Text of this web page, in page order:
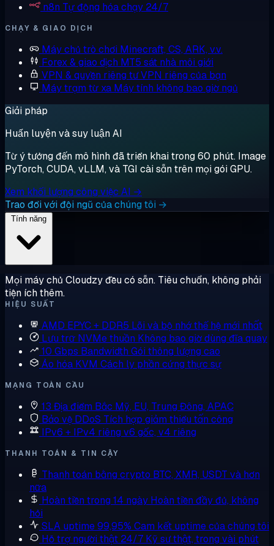
n8n Tự động hóa chạy 24/7
CHẠY & GIAO DỊCH
Máy chủ trò chơi Minecraft, CS, ARK, v.v.
Forex & giao dịch MT5 sát nhà môi giới
VPN & quyền riêng tưVPN riêng của bạn
Máy trạm từ xa Máy tính không bao giờ ngủ
Giải pháp
Huấn luyện và suy luận AI
Từ ý tưởng đến mô hình đã triển khai trong 60 phút. Image
PyTorch, CUDA, vLLM, và TGI cài sẵn trên mọi gói GPU.
Xem khối lượng công việc AI →
Trao đổi với đội ngũ của chúng tôi →
Mọi máy chủ Cloudzy đều có sẵn. Tiêu chuẩn, không phải
tiện ích thêm.
HIỆU SUẤT
AMD EPYC + DDR5 Lõi và bộ nhớ thế hệ mới nhất
Lưu trữ NVMe thuần Không bao giờ dùng đĩa quay
10 Gbps Bandwidth Gói thông lượng cao
Ảo hóa KVM Cách ly phần cứng thực sự
MẠNG TOÀN CẦU
13 Địa điểm Bắc Mỹ, EU, Trung Đông, APAC
Bảo vệ DDoS Tích hợp giảm thiểu tấn công
IPv6 + IPv4 riêng v6 gốc, v4 riêng
THANH TOÁN & TIN CẬY
Thanh toán bằng crypto BTC, XMR, USDT và hơn
nữa
Hoàn tiền trong 14 ngày Hoàn tiền đầy đủ, không
hỏi
SLA uptime 99,95% Cam kết uptime của chúng tôi
Hỗ trợ người thật 24/7 Kỹ sư thật, trong vài phút